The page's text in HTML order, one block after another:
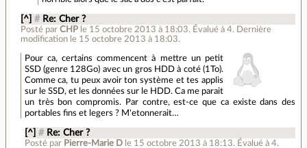
[^] # Re: Cher ?
Posté par CHP le 15 octobre 2013 à 18:03. Évalué à 4. Dernière
modification le 15 octobre 2013 à 18:03.
Pour ca, certains commencent à mettre un petit
SSD (genre 128Go) avec un gros HDD à coté (1To).
Comme ca, tu peux avoir ton système et tes applis
sur le SSD, et les données sur le HDD. Ca me parait
un très bon compromis. Par contre, est-ce que ca existe dans des
portables fins et legers ? M'etonnerait…
[^] # Re: Cher ?
Posté par Pierre-Marie D le 15 octobre 2013 à 18:13. Évalué à4.